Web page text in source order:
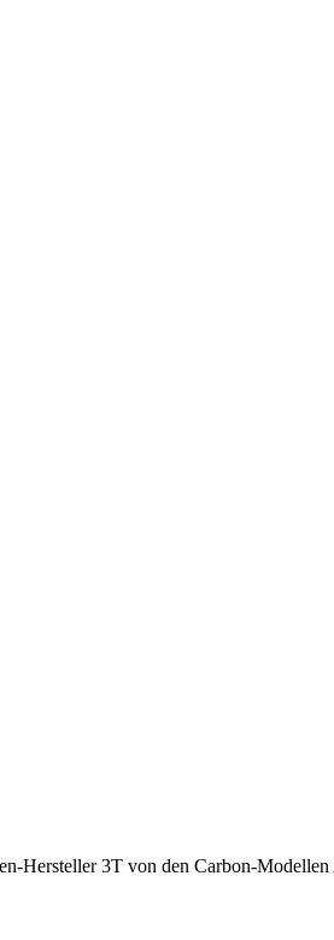
Hersteller 3T von den Carbon-